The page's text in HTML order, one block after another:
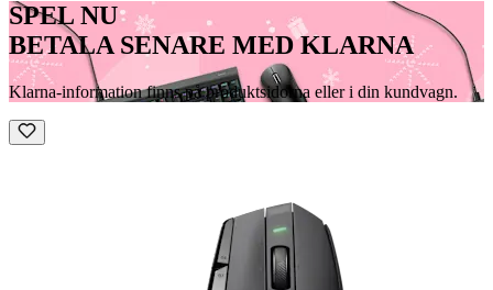
SPEL NU
BETALA SENARE MED KLARNA
Klarna-information finns på produktsidorna eller i din kundvagn.